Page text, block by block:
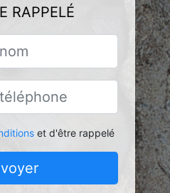
RAPPELÉ
et d'être rappelé